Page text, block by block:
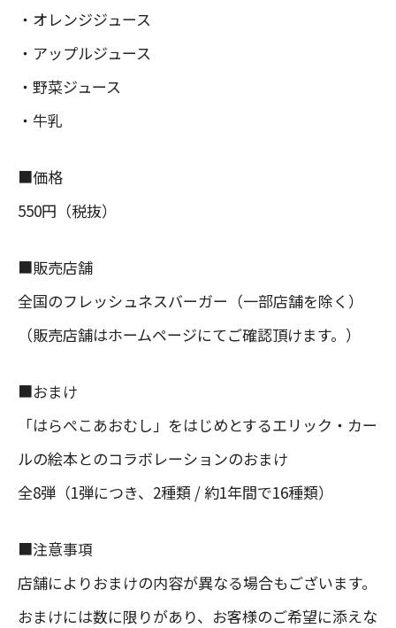
・オレンジジュース
・アップルジュース
・野菜ジュース
・牛乳
■価格
550円（税抜）
■販売店舗
全国のフレッシュネスバーガー（一部店舗を除く）
（販売店舗はホームページにてご確認頂けます。）
■おまけ
「はらぺこあおむし」をはじめとするエリック・カー
ルの絵本とのコラボレーションのおまけ
全8弾（1弾につき、2種類 / 約1年間で16種類）
■注意事項
店舗によりおまけの内容が異なる場合もございます。
おまけには数に限りがあり、お客様のご希望に添えな